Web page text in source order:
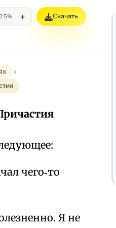
+ Скачать
чего‑то
Я не